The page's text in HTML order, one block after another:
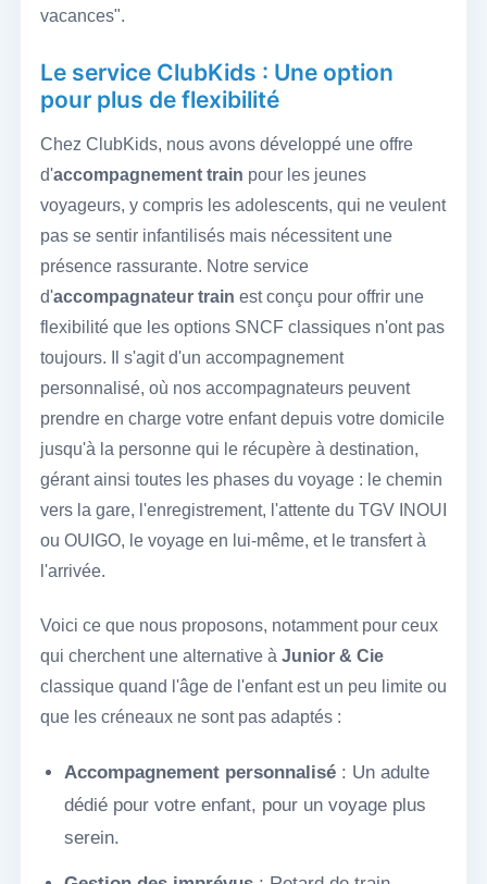
vacances".
Le service ClubKids : Une option
pour plus de flexibilité
Chez ClubKids, nous avons développé une offre
d'accompagnement train pour les jeunes
voyageurs, y compris les adolescents, qui ne veulent
pas se sentir infantilisés mais nécessitent une
présence rassurante. Notre service
d'accompagnateur train est conçu pour offrir une
flexibilité que les options SNCF classiques n'ont pas
toujours. Il s'agit d'un accompagnement
personnalisé, où nos accompagnateurs peuvent
prendre en charge votre enfant depuis votre domicile
jusqu'à la personne qui le récupère à destination,
gérant ainsi toutes les phases du voyage : le chemin
vers la gare, l'enregistrement, l'attente du TGV INOUI
ou OUIGO, le voyage en lui-même, et le transfert à
l'arrivée.
Voici ce que nous proposons, notamment pour ceux
qui cherchent une alternative à Junior & Cie
classique quand l'âge de l'enfant est un peu limite ou
que les créneaux ne sont pas adaptés :
Accompagnement personnalisé: Un adulte
dédié pour votre enfant, pour un voyage plus
serein.